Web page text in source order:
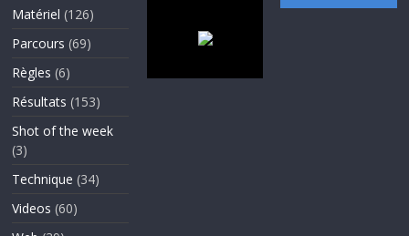
Matériel (126)
Parcours (69)
Règles (6)
Résultats (153)
Shot of the week
(3)
Technique (34)
Videos (60)